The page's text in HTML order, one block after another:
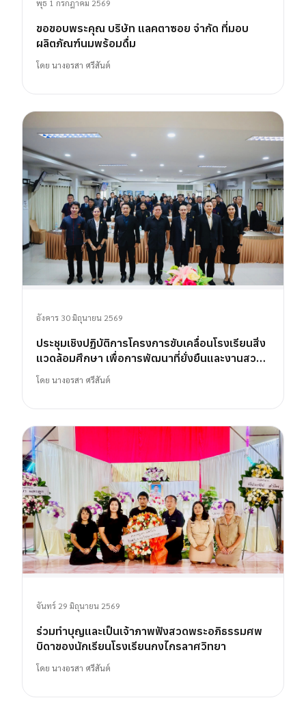
พุธ 1 กรกฎาคม 2569
ขอขอบพระคุณ บริษัท แลคตาซอย จำกัด ที่มอบ
ผลิตภัณฑ์นมพร้อมดื่ม
โดย นางอรสา ศรีสันต์
อังคาร 30 มิถุนายน 2569
ประชุมเชิงปฏิบัติการโครงการขับเคลื่อนโรงเรียนสิ่ง
แวดล้อมศึกษา เพื่อการพัฒนาที่ยั่งยืนและงานสวน
พฤกษศาสตร์โรงเรียน
โดย นางอรสา ศรีสันต์
จันทร์ 29 มิถุนายน 2569
ร่วมทำบุญและเป็นเจ้าภาพฟังสวดพระอภิธรรมศพ
บิดาของนักเรียนโรงเรียนกงไกรลาศวิทยา
โดย นางอรสา ศรีสันต์